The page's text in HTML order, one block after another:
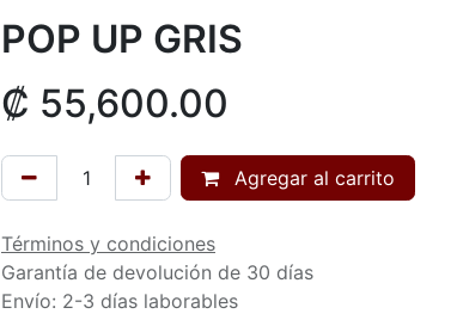
POP UP GRIS
₡ 55,600.00
Agregar al carrito
Términos y condiciones
Garantía de devolución de 30 días
Envío: 2-3 días laborables